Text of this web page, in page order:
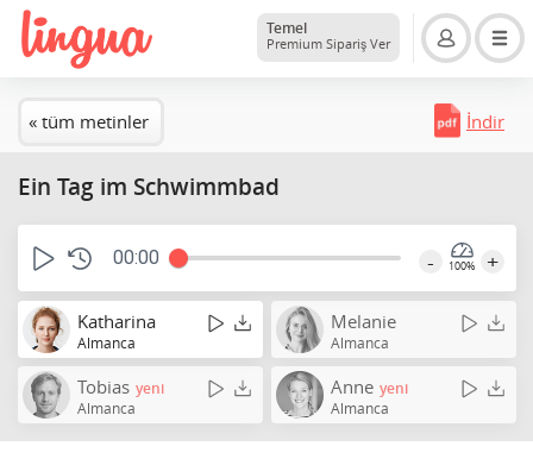
Temel
Premium Sipariş Ver
« tüm metinler İndir
Ein Tag im Schwimmbad
00:00 - 100% +
Katharina
Almanca
Melanie
Almanca
Tobias yeni
Almanca
Anne yeni
Almanca